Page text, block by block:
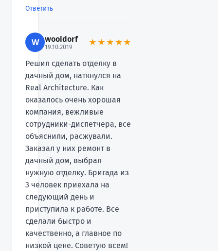
Ответить
W wooldorf
19.10.2019 ★★★★★
Решил сделать отделку в
дачный дом, наткнулся на
Real Architecture. Как
оказалось очень хорошая
компания, вежливые
сотрудники-диспетчера, все
объяснили, расжували.
Заказал у них ремонт в
дачный дом, выбрал
нужную отделку. Бригада из
3 человек приехала на
следующий день и
приступила к работе. Все
сделали быстро и
качественно, а главное по
низкой цене. Советую всем!